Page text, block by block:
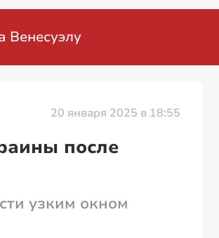
Украине: мирные переговоры
20 января 2025 в 18:55
после
узким окном